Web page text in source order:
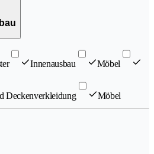
Innenausbau Möbel
Deckenverkleidung Möbel